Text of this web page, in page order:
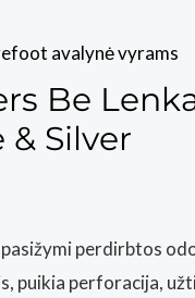
avalynė vyrams
Be
& Silver
perdirbtos
puikia perforacija,